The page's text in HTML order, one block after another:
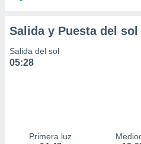
Salida y Puesta del sol
Salida del sol
05:28
Primera luz